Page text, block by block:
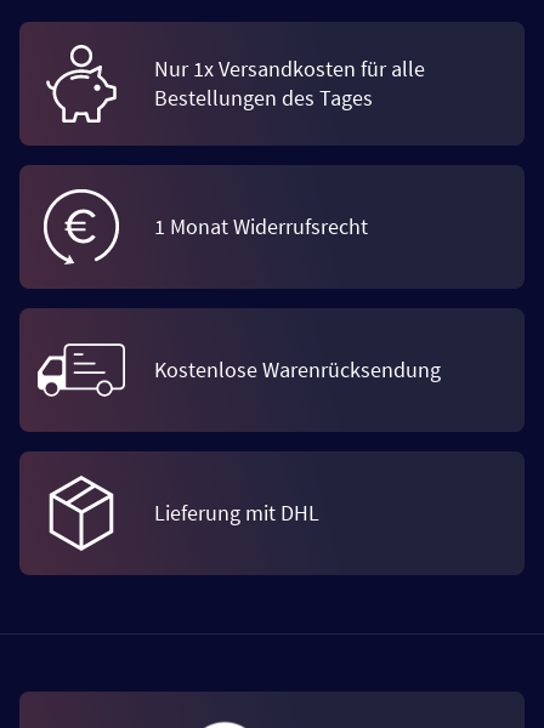
Nur 1x Versandkosten für alle
Bestellungen des Tages
1 Monat Widerrufsrecht
Kostenlose Warenrücksendung
Lieferung mit DHL